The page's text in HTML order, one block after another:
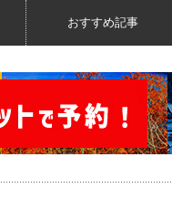
おすすめ記事